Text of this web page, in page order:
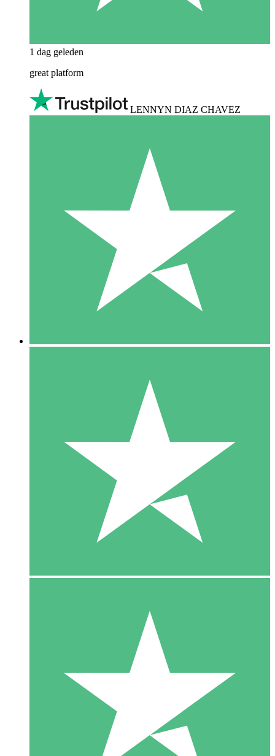
1 dag geleden
great platform
LENNYN DIAZ CHAVEZ